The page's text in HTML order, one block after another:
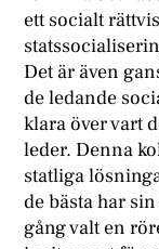
ett socialt
Det är även
de ledande
klara över vart
leder. Denna
statliga
de bästa har
gång valt en